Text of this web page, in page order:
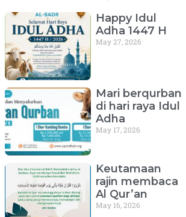
Happy Idul
Adha 1447 H
May 27, 2026
Mari berqurban
di hari raya Idul
Adha
May 17, 2026
Keutamaan
rajin membaca
Al Qur’an
May 16, 2026